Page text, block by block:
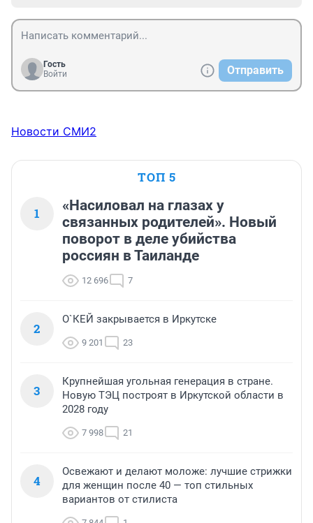
Гость
Войти
Отправить
Новости СМИ2
ТОП 5
1
«Насиловал на глазах у
связанных родителей». Новый
поворот в деле убийства
россиян в Таиланде
12 696 7
2
О`КЕЙ закрывается в Иркутске
9 201 23
3
Крупнейшая угольная генерация в стране.
Новую ТЭЦ построят в Иркутской области в
2028 году
7 998 21
4
Освежают и делают моложе: лучшие стрижки
для женщин после 40 — топ стильных
вариантов от стилиста